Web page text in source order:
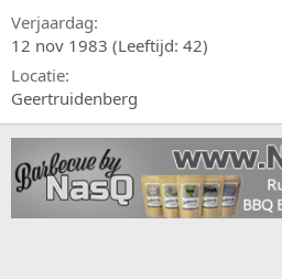
Verjaardag
12 nov 1983 (Leeftijd: 42)
Locatie
Geertruidenberg